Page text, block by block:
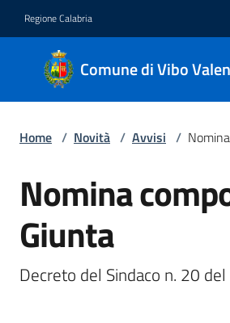
Regione Calabria
Comune di Vibo
Comune
di Vibo
Valentia
Novità
Menu selezionato
Home / Novità / Avvisi /
Salta al contenuto
Nomina
Giunta
Decreto del Sindaco n. 20